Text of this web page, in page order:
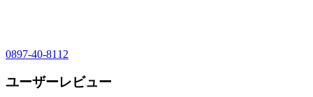
0897-40-8112
ユーザーレビュー